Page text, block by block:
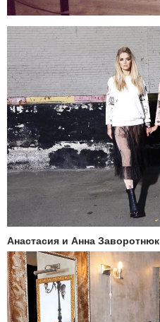
Анастасия и Анна Заворотнюк